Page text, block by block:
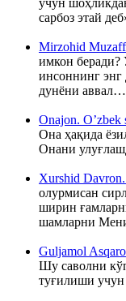
сарбоз этай
Mirzohid
имкон беради?
инсоннинг энг
дунёни аввал…
Onajon.
Она ҳақида
Онани
Xurshid
олурмисан
ширин
шамларни
Guljamol
Шу саволни
туғилиши